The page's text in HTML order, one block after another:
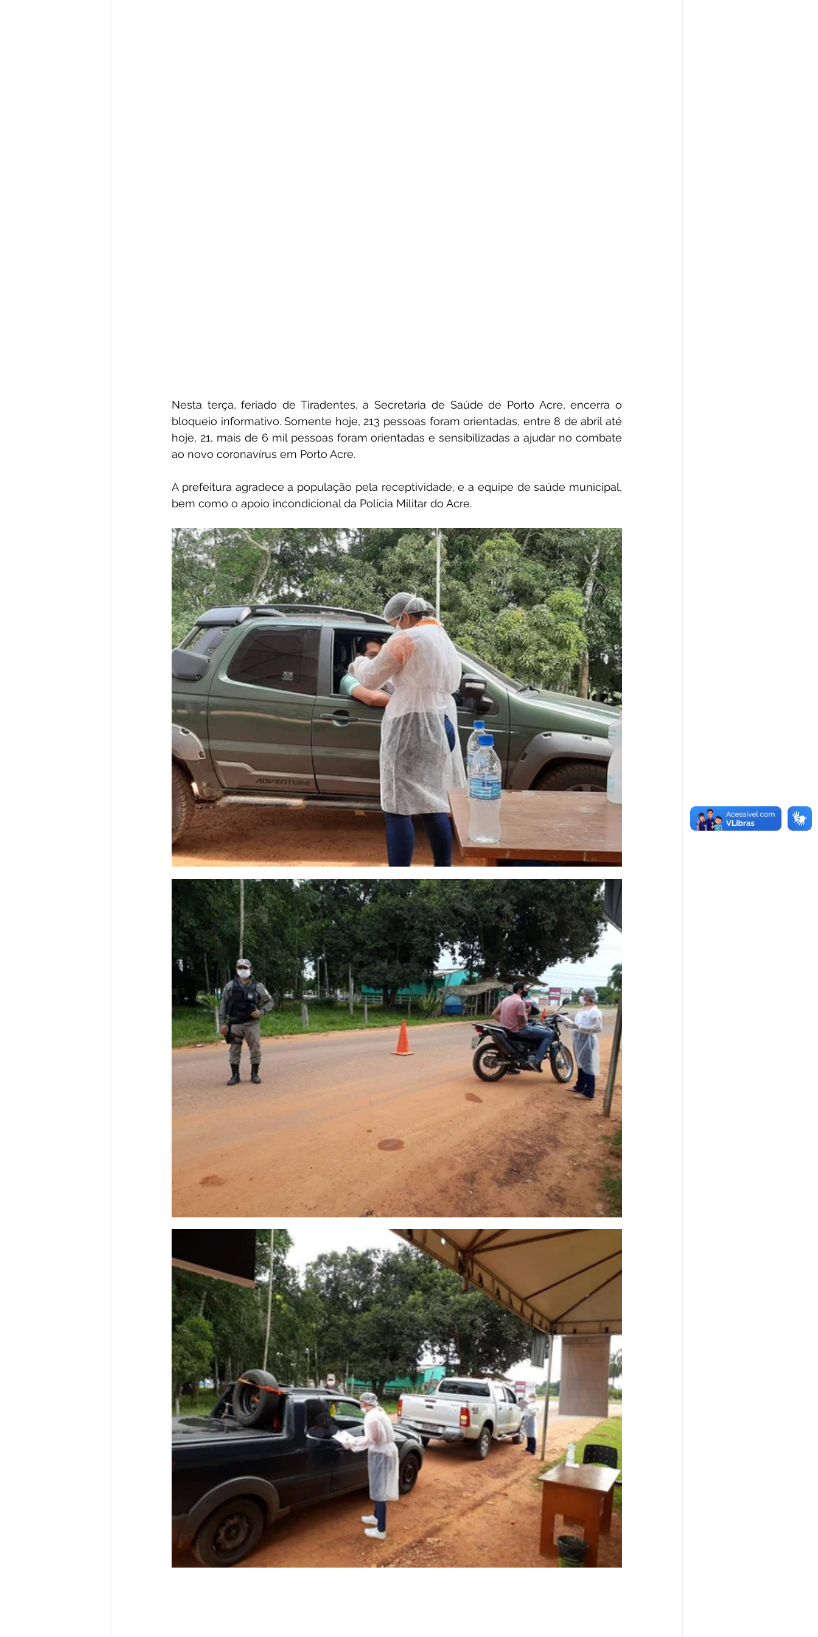
Nesta terça, feriado de Tiradentes, a Secretaria de Saúde de Porto Acre, encerra o
bloqueio informativo. Somente hoje, 213 pessoas foram orientadas, entre 8 de abril até
hoje, 21, mais de 6 mil pessoas foram orientadas e sensibilizadas a ajudar no combate
ao novo coronavírus em Porto Acre.
A prefeitura agradece a população pela receptividade, e a equipe de saúde municipal,
bem como o apoio incondicional da Polícia Militar do Acre.